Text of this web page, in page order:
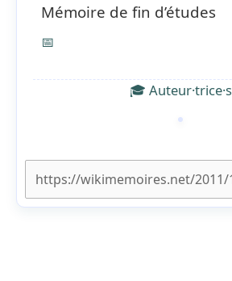
Mémoire de fin d’études
📅
🎓 Auteur·trice·s